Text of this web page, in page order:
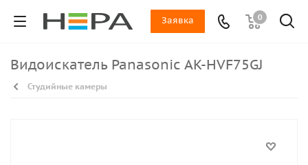
0
Заявка
Видоискатель Panasonic AK-HVF75GJ
Студийные камеры